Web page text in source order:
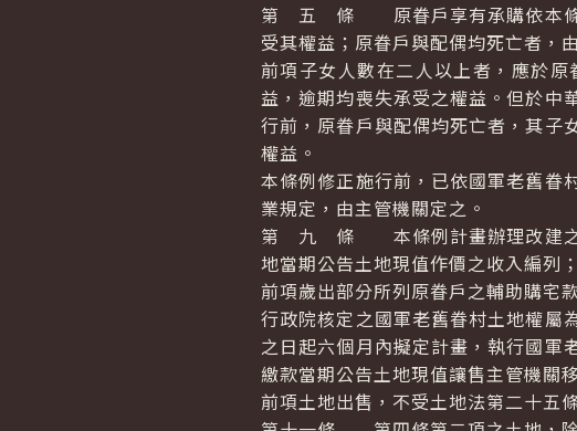
第 五 條 原眷戶享有承購依本條例
受其權益；原眷戶與配偶均死亡者，
前項子女人數在二人以上者，應於
益，逾期均喪失承受之權益。但於中
行前，原眷戶與配偶均死亡者，其子
權益。
本條例修正施行前，已依國軍老舊眷
業規定，由主管機關定之。
第 九 條 本條例計畫辦理改建之國
地當期公告土地現值作價之收入編列
前項歲出部分所列原眷戶之輔助購宅
行政院核定之國軍老舊眷村土地權屬
之日起六個月內擬定計畫，執行國軍
繳款當期公告土地現值讓售主管機關
前項土地出售，不受土地法第二十五